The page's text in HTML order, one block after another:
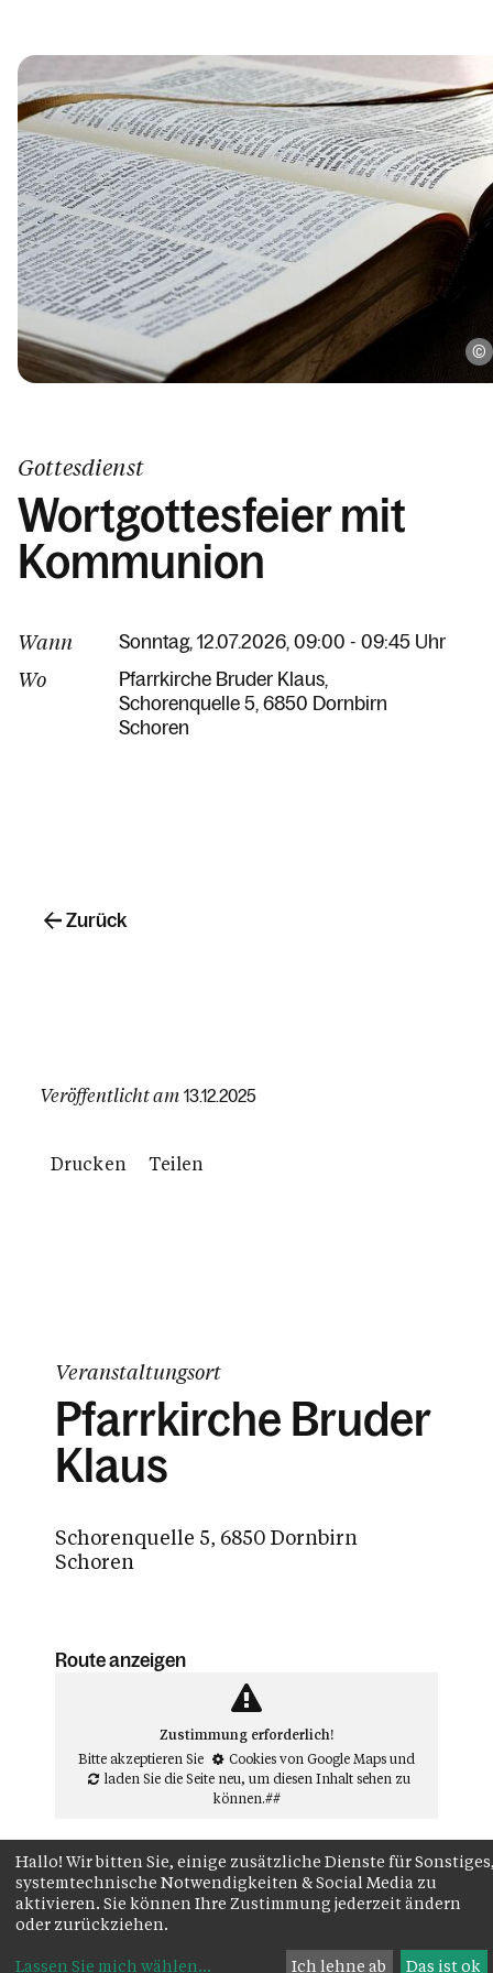
Gottesdienst
Wortgottesfeier mit
Kommunion
Wann Sonntag, 12.07.2026, 09:00 - 09:45 Uhr
Wo
Pfarrkirche Bruder Klaus
Schorenquelle 5 6850 Dornbirn
Schoren
Veröffentlicht am 13.12.2025
Drucken Teilen
Zurück
Veranstaltungsort
Pfarrkirche Bruder
Klaus
Schorenquelle 5, 6850 Dornbirn
Schoren
Route anzeigen
Zustimmung erforderlich!
Bitte akzeptieren Sie
Cookies von Google Mapsund
laden Sie die Seite neu, um diesen Inhalt sehen zu
können.##
Hallo! Wir bitten Sie, einige zusätzliche Dienste für
systemtechnische Notwendigkeiten & Social Media zu
aktivieren. Sie können Ihre Zustimmung jederzeit ändern
oder zurückziehen.
Lassen Sie mich wählen... Ich lehne ab Das ist ok